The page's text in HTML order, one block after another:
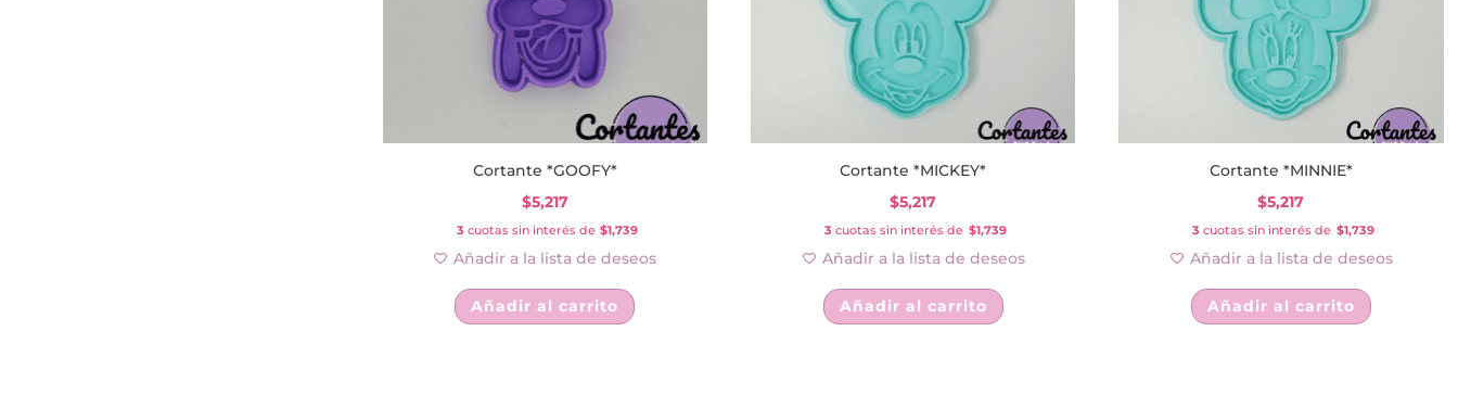
la
página
Cortante *GOOFY*
$5,217
3 cuotas sin interés de $1,739
Añadir a la lista de deseos
Añadir al carrito
Cortante *MICKEY*
$5,217
3 cuotas sin interés de $1,739
Añadir a la lista de deseos
Añadir al carrito
Cortante *MINNIE*
$5,217
3 cuotas sin interés de $1,739
Añadir a la lista de deseos
Añadir al carrito